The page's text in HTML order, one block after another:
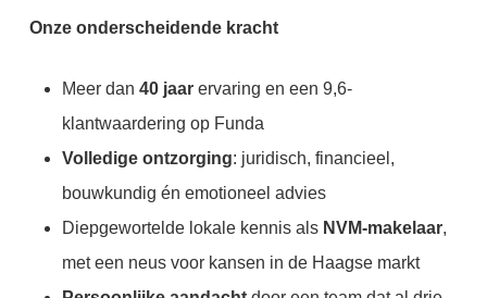
Onze onderscheidende kracht
Meer dan 40 jaarervaring en een 9,6-
klantwaardering op Funda
Volledige ontzorging: juridisch, financieel,
bouwkundig én emotioneel advies
Diepgewortelde lokale kennis alsNVM-makelaar,
met een neus voor kansen in de Haagse markt